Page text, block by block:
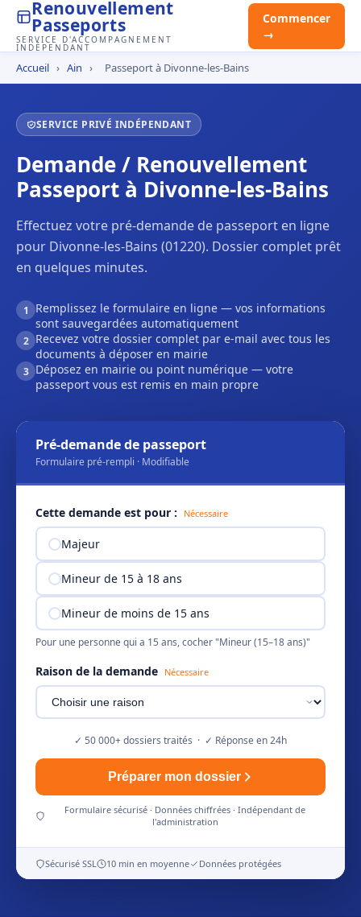
Renouvellement
Passeports
SERVICE D'ACCOMPAGNEMENT
INDÉPENDANT
Commencer
→
Accueil › Ain › Passeport à Divonne-les-Bains
SERVICE PRIVÉ INDÉPENDANT
Demande / Renouvellement
Passeport à Divonne-les-Bains
Effectuez votre pré-demande de passeport en ligne
pour Divonne-les-Bains (01220). Dossier complet prêt
en quelques minutes.
1
Remplissez le formulaire en ligne — vos informations
sont sauvegardées automatiquement
2 Recevez votre dossier complet par e-mail avec tous les
documents à déposer en mairie
3 Déposez en mairie ou point numérique — votre
passeport vous est remis en main propre
Pré-demande de passeport
Formulaire pré-rempli · Modifiable
Cette demande est pour : Nécessaire
Majeur
Mineur de 15 à 18 ans
Mineur de moins de 15 ans
Pour une personne qui a 15 ans, cocher "Mineur (15–18 ans)"
Raison de la demande Nécessaire
✓ 50 000+ dossiers traités · ✓ Réponse en 24h
Préparer mon dossier
Formulaire sécurisé · Données chiffrées · Indépendant de
l'administration
Sécurisé SSL 10 min en moyenne Données protégées